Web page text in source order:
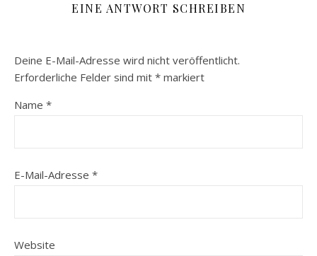
EINE ANTWORT SCHREIBEN
Deine E-Mail-Adresse wird nicht veröffentlicht.
Erforderliche Felder sind mit * markiert
Name *
E-Mail-Adresse *
Website